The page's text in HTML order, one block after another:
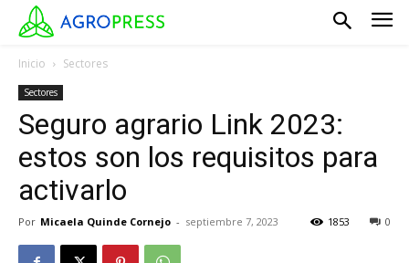
Inicio Sectores
Sectores
Seguro agrario Link 2023:
estos son los requisitos para
activarlo
Por Micaela Quinde Cornejo - septiembre 7, 2023 0
1853